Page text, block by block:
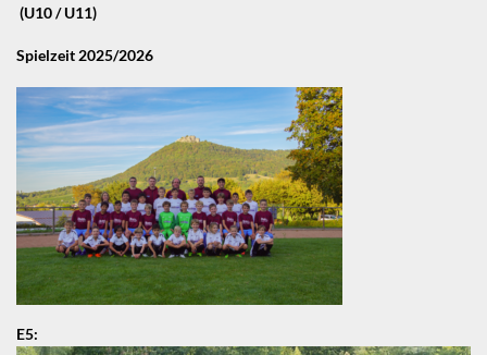
(U10 / U11)
Spielzeit 2025/2026
E5: